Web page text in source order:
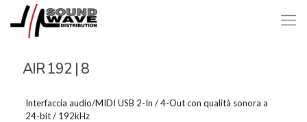
AIR 192 | 8
Interfaccia audio/MIDI USB 2-In / 4-Out con qualità sonora a
24-bit / 192kHz